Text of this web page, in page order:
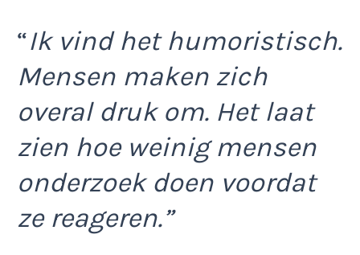
“Ik vind het humoristisch.
Mensen maken zich
overal druk om. Het laat
zien hoe weinig mensen
onderzoek doen voordat
ze reageren.”